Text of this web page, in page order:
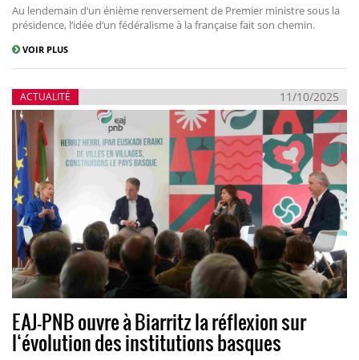
Au lendemain d‘un énième renversement de Premier ministre sous la
présidence, l‘idée d‘un fédéralisme à la française fait son chemin.
VOIR PLUS
ACTUALITÉ 11/10/2025
EAJ-PNB ouvre à Biarritz la réflexion sur
l‘évolution des institutions basques